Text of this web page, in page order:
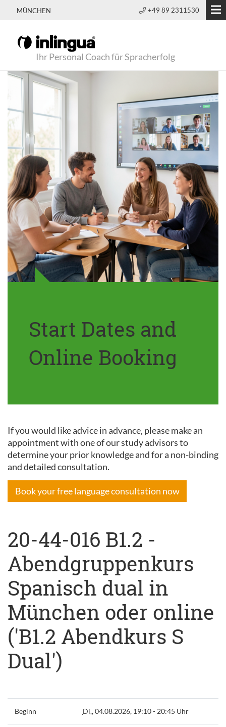
MÜNCHEN +49 89 2311530
Ihr Personal Coach für Spracherfolg
Start Dates and
Online Booking
If you would like advice in advance, please make an
appointment with one of our study advisors to
determine your prior knowledge and for a non-binding
and detailed consultation.
Book your free language consultation now
20-44-016 B1.2 -
Abendgruppenkurs
Spanisch dual in
München oder online
('B1.2 Abendkurs S
Dual')
Beginn Di., 04.08.2026, 19:10 - 20:45 Uhr